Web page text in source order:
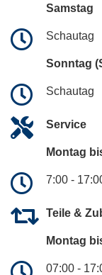
Samstag
Schautag
Sonntag
Schautag
Service
Montag
7:00 -
Teile &
Montag
07:00 -